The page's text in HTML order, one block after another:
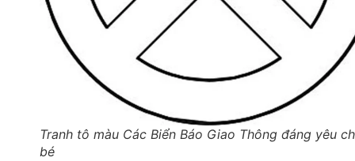
Tranh tô màu Các Biển Báo Giao Thông đáng yêu
bé